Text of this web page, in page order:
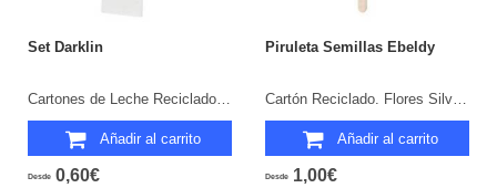
Set Darklin
Cartones de Leche Reciclados/ Caña de Trigo/ ABS. Bolígrafo y Lápiz Eterno. Funda Papel Semilla. Semillas de Petunia. Flores Colores Surtidos.
Añadir al carrito
Desde 0,60€
Piruleta Semillas Ebeldy
Cartón Reciclado. Flores Silvestres.
Añadir al carrito
Desde 1,00€